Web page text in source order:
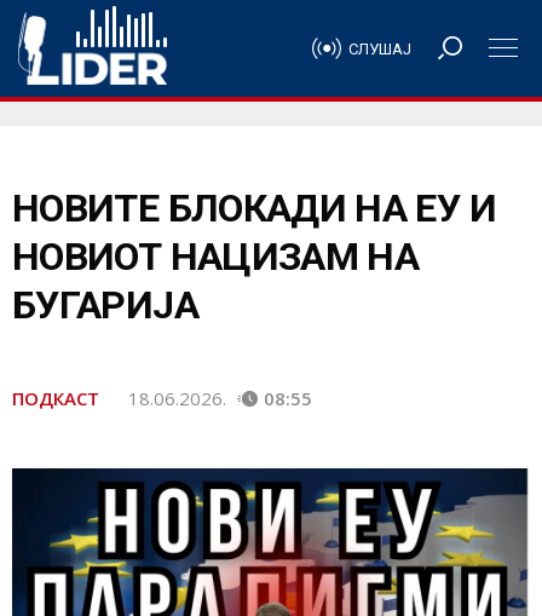
СЛУШАЈ
НОВИТЕ БЛОКАДИ НА ЕУ И
НОВИОТ НАЦИЗАМ НА
БУГАРИЈА
ПОДКАСТ 18.06.2026. 08:55